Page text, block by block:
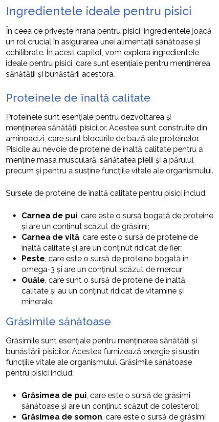
Ingredientele ideale pentru pisici
În ceea ce privește hrana pentru pisici, ingredientele joacă
un rol crucial în asigurarea unei alimentații sănătoase și
echilibrate. În acest capitol, vom explora ingredientele
ideale pentru pisici, care sunt esențiale pentru menținerea
sănătății și bunăstării acestora.
Proteinele de înaltă calitate
Proteinele sunt esențiale pentru dezvoltarea și
menținerea sănătății pisicilor. Acestea sunt construite din
aminoacizi, care sunt blocurile de bază ale proteinelor.
Pisicile au nevoie de proteine de înaltă calitate pentru a
menține masa musculară, sănătatea pielii și a părului,
precum și pentru a susține funcțiile vitale ale organismului.
Sursele de proteine de înaltă calitate pentru pisici includ:
Carnea de pui , care este o sursă bogată de proteine
și are un conținut scăzut de grăsimi;
Carnea de vită , care este o sursă de proteine de
înaltă calitate și are un conținut ridicat de fier;
Peste , care este o sursă de proteine bogată în
omega-3 și are un conținut scăzut de mercur;
Ouăle , care sunt o sursă de proteine de înaltă
calitate și au un conținut ridicat de vitamine și
minerale.
Grăsimile sănătoase
Grăsimile sunt esențiale pentru menținerea sănătății și
bunăstării pisicilor. Acestea furnizează energie și susțin
funcțiile vitale ale organismului. Grăsimile sănătoase
pentru pisici includ:
Grăsimea de pui , care este o sursă de grăsimi
sănătoase și are un conținut scăzut de colesterol;
Grăsimea de somon , care este o sursă de grăsimi